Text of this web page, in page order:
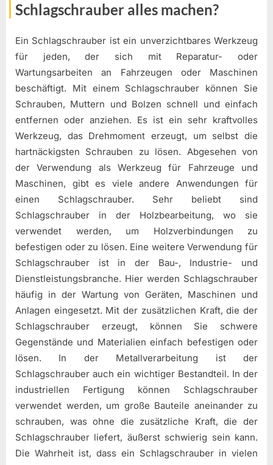
Schlagschrauber alles machen?
Ein Schlagschrauber ist ein unverzichtbares Werkzeug
für jeden, der sich mit Reparatur- oder
Wartungsarbeiten an Fahrzeugen oder Maschinen
beschäftigt. Mit einem Schlagschrauber können Sie
Schrauben, Muttern und Bolzen schnell und einfach
entfernen oder anziehen. Es ist ein sehr kraftvolles
Werkzeug, das Drehmoment erzeugt, um selbst die
hartnäckigsten Schrauben zu lösen. Abgesehen von
der Verwendung als Werkzeug für Fahrzeuge und
Maschinen, gibt es viele andere Anwendungen für
einen Schlagschrauber. Sehr beliebt sind
Schlagschrauber in der Holzbearbeitung, wo sie
verwendet werden, um Holzverbindungen zu
befestigen oder zu lösen. Eine weitere Verwendung für
Schlagschrauber ist in der Bau-, Industrie- und
Dienstleistungsbranche. Hier werden Schlagschrauber
häufig in der Wartung von Geräten, Maschinen und
Anlagen eingesetzt. Mit der zusätzlichen Kraft, die der
Schlagschrauber erzeugt, können Sie schwere
Gegenstände und Materialien einfach befestigen oder
lösen. In der Metallverarbeitung ist der
Schlagschrauber auch ein wichtiger Bestandteil. In der
industriellen Fertigung können Schlagschrauber
verwendet werden, um große Bauteile aneinander zu
schrauben, was ohne die zusätzliche Kraft, die der
Schlagschrauber liefert, äußerst schwierig sein kann.
Die Wahrheit ist, dass ein Schlagschrauber in vielen